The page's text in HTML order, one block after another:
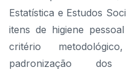
Estatística e Estudos
itens de higiene
critério
padronização dos